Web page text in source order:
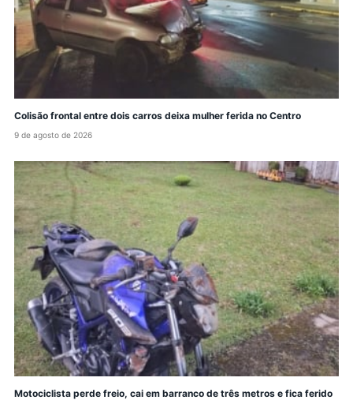
Colisão frontal entre dois carros deixa mulher ferida no Centro
9 de agosto de 2026
Motociclista perde freio, cai em barranco de três metros e fica ferido